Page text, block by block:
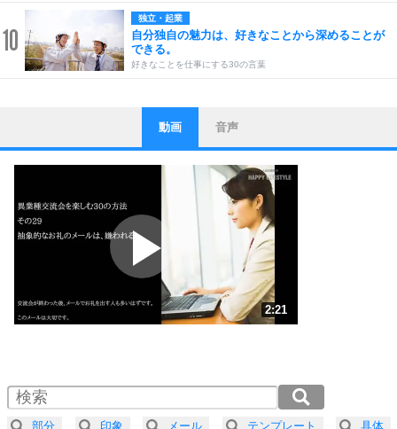
10
独立・起業
自分独自の魅力は、好きなことから深めることが
できる。
好きなことを仕事にする30の言葉
1
ストレス対策
他人と比べない。
いっそのこと、他人を見ない。
いらいらしない人になる30の方法
プラス思考
ポジティブになれない原因は、行動しないから。
ポジティブ思考になる30の方法
ストレス対策
人生、なんとかなるもの。
気楽に生きる30の方法
4 器の大きい人は、怒りを優しさで表現する。
動画 音声
2:21
2.0倍速 （278KB 1分10秒）
2.5倍速 （223KB 56秒）
部分 印象 メール テンプレート 具体